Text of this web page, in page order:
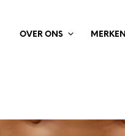
OVER ONS MERKEN